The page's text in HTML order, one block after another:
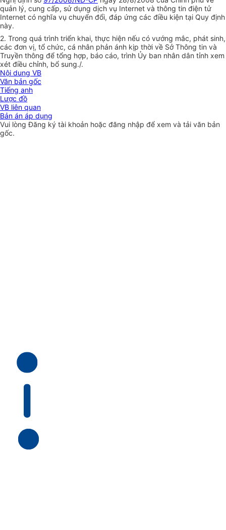
quản lý, cung cấp, sử dụng dịch vụ Internet và thông tin điện tử
Internet có nghĩa vụ chuyển đổi, đáp ứng các điều kiện tại Quy định
này.
2. Trong quá trình triển khai, thực hiện nếu có vướng mắc, phát sinh,
các đơn vị, tổ chức, cá nhân phản ánh kịp thời về Sở Thông tin và
Truyền thông để tổng hợp, báo cáo, trình Ủy ban nhân dân tỉnh xem
xét điều chỉnh, bổ sung./.
Nội dung VB
Văn bản gốc
Tiếng anh
Lược đồ
VB liên quan
Bản án áp dụng
Vui lòngĐăng ký tài khoản hoặc đăng nhập để xem và tải văn bản
gốc.